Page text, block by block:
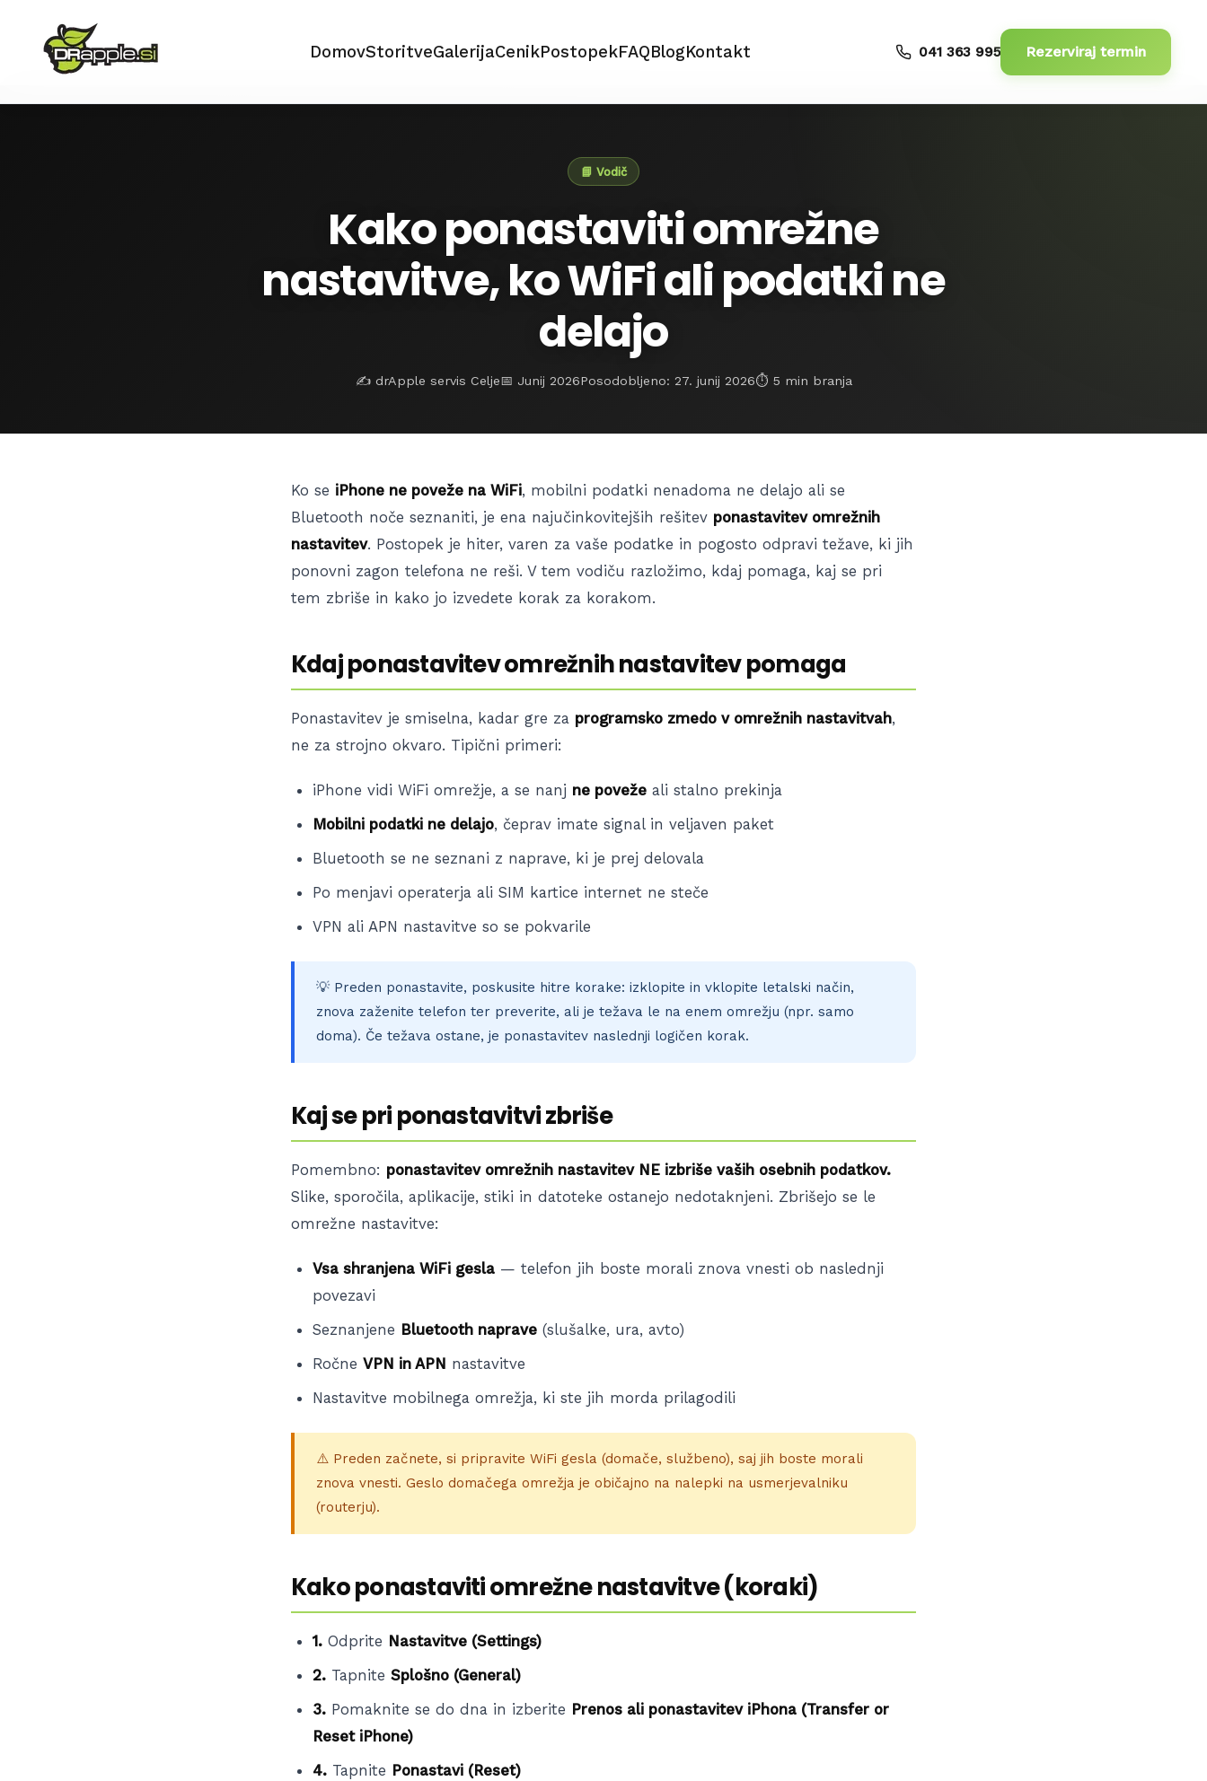
DomovStoritveGalerijaCenikPostopekFAQBlogKontakt 041 363 995 Rezerviraj termin
📘 Vodič
Kako ponastaviti omrežne
nastavitve, ko WiFi ali podatki ne
delajo
✍️ drApple servis Celje📅 Junij 2026Posodobljeno: 27. junij 2026⏱️ 5 min branja
Ko se iPhone ne poveže na WiFi, mobilni podatki nenadoma ne delajo ali se
Bluetooth noče seznaniti, je ena najučinkovitejših rešitev ponastavitev omrežnih
nastavitev. Postopek je hiter, varen za vaše podatke in pogosto odpravi težave, ki jih
ponovni zagon telefona ne reši. V tem vodiču razložimo, kdaj pomaga, kaj se pri
tem zbriše in kako jo izvedete korak za korakom.
Kdaj ponastavitev omrežnih nastavitev pomaga
Ponastavitev je smiselna, kadar gre za programsko zmedo v omrežnih nastavitvah,
ne za strojno okvaro. Tipični primeri:
iPhone vidi WiFi omrežje, a se nanj ne poveže ali stalno prekinja
Mobilni podatki ne delajo, čeprav imate signal in veljaven paket
Bluetooth se ne seznani z naprave, ki je prej delovala
Po menjavi operaterja ali SIM kartice internet ne steče
VPN ali APN nastavitve so se pokvarile
💡 Preden ponastavite, poskusite hitre korake: izklopite in vklopite letalski način,
znova zaženite telefon ter preverite, ali je težava le na enem omrežju (npr. samo
doma). Če težava ostane, je ponastavitev naslednji logičen korak.
Kaj se pri ponastavitvi zbriše
Pomembno: ponastavitev omrežnih nastavitev NE izbriše vaših osebnih podatkov.
Slike, sporočila, aplikacije, stiki in datoteke ostanejo nedotaknjeni. Zbrišejo se le
omrežne nastavitve:
Vsa shranjena WiFi gesla — telefon jih boste morali znova vnesti ob naslednji
povezavi
Seznanjene Bluetooth naprave (slušalke, ura, avto)
Ročne VPN in APN nastavitve
Nastavitve mobilnega omrežja, ki ste jih morda prilagodili
⚠️ Preden začnete, si pripravite WiFi gesla (domače, službeno), saj jih boste morali
znova vnesti. Geslo domačega omrežja je običajno na nalepki na usmerjevalniku
(routerju).
Kako ponastaviti omrežne nastavitve (koraki)
1. Odprite Nastavitve (Settings)
2. Tapnite Splošno (General)
3. Pomaknite se do dna in izberite Prenos ali ponastavitev iPhona (Transfer or
Reset iPhone)
4. Tapnite Ponastavi (Reset)